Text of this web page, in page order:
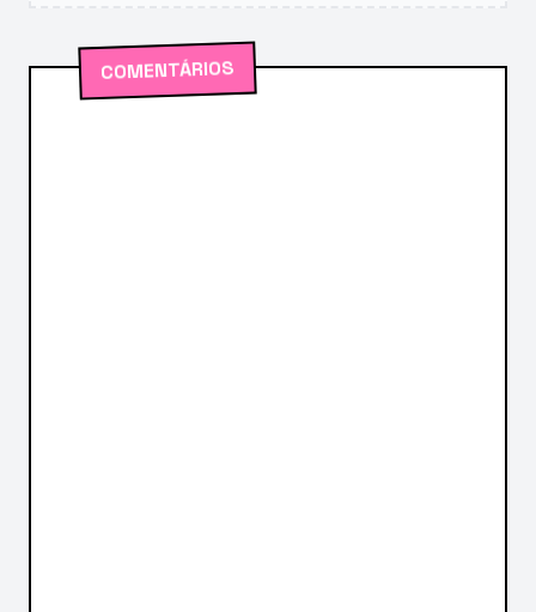
COMENTÁRIOS